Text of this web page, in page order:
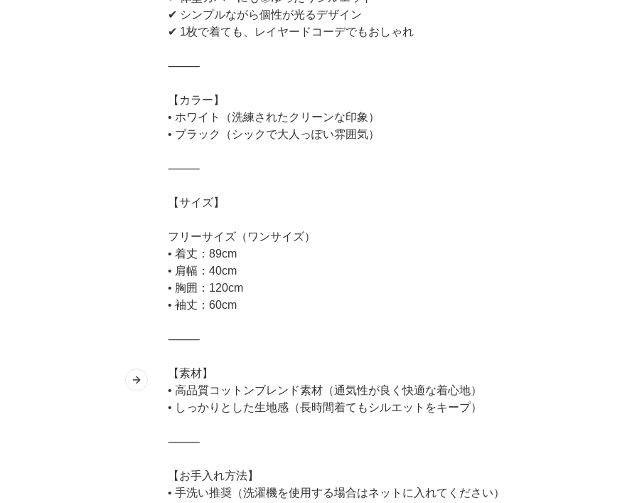
Next slide
✔ シンプルながら個性が光るデザイン
✔ 1枚で着ても、レイヤードコーデでもおしゃれ
⸻
【カラー】
• ホワイト（洗練されたクリーンな印象）
• ブラック（シックで大人っぽい雰囲気）
⸻
【サイズ】
フリーサイズ（ワンサイズ）
• 着丈：89cm
• 肩幅：40cm
• 胸囲：120cm
• 袖丈：60cm
⸻
【素材】
• 高品質コットンブレンド素材（通気性が良く快適な着心地）
• しっかりとした生地感（長時間着てもシルエットをキープ）
⸻
【お手入れ方法】
• 手洗い推奨（洗濯機を使用する場合はネットに入れてください）